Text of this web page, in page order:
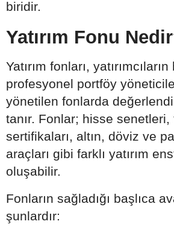
biridir.
Yatırım Fonu
Yatırım fonları,
profesyonel portföy
yönetilen fonlarda
tanır. Fonlar; hisse
sertifikaları, altın, döviz ve
araçları gibi farklı yatırım
oluşabilir.
Fonların sağladığı başlıca
şunlardır: